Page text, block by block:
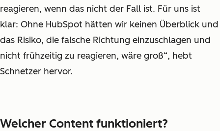
reagieren, wenn das nicht der Fall ist. Für uns ist
klar: Ohne HubSpot hätten wir keinen Überblick und
das Risiko, die falsche Richtung einzuschlagen und
nicht frühzeitig zu reagieren, wäre groß“, hebt
Schnetzer hervor.
Welcher Content funktioniert?